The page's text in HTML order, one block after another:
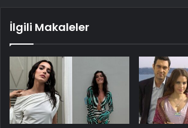
İlgili Makaleler